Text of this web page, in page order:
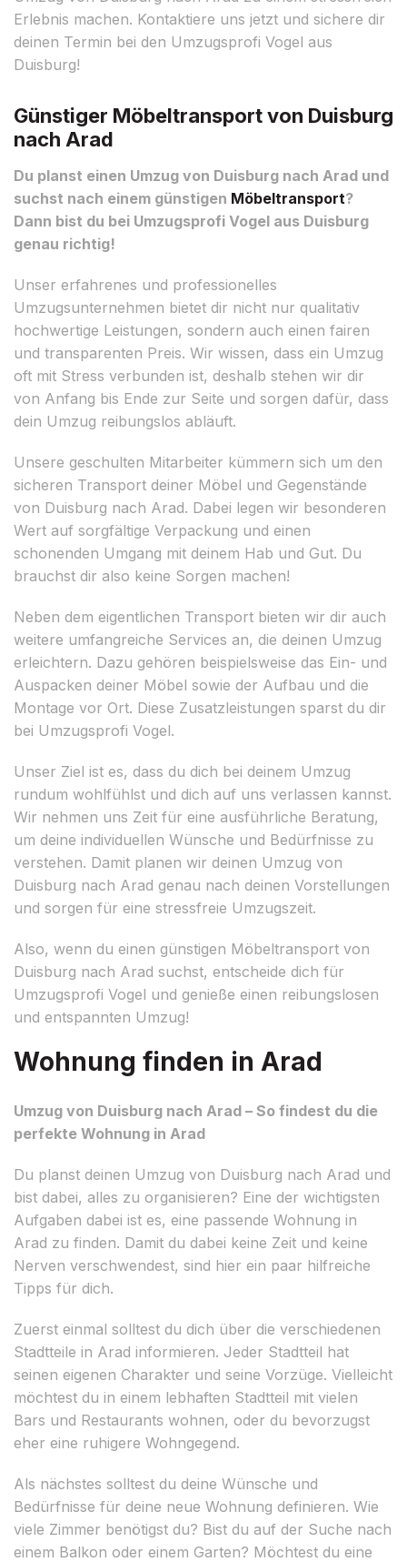
Erlebnis machen. Kontaktiere uns jetzt und sichere dir
deinen Termin bei den Umzugsprofi Vogel aus
Duisburg!
Günstiger Möbeltransport von Duisburg
nach Arad
Du planst einen Umzug von Duisburg nach Arad und
suchst nach einem günstigen Möbeltransport?
Dann bist du bei Umzugsprofi Vogel aus Duisburg
genau richtig!
Unser erfahrenes und professionelles
Umzugsunternehmen bietet dir nicht nur qualitativ
hochwertige Leistungen, sondern auch einen fairen
und transparenten Preis. Wir wissen, dass ein Umzug
oft mit Stress verbunden ist, deshalb stehen wir dir
von Anfang bis Ende zur Seite und sorgen dafür, dass
dein Umzug reibungslos abläuft.
Unsere geschulten Mitarbeiter kümmern sich um den
sicheren Transport deiner Möbel und Gegenstände
von Duisburg nach Arad. Dabei legen wir besonderen
Wert auf sorgfältige Verpackung und einen
schonenden Umgang mit deinem Hab und Gut. Du
brauchst dir also keine Sorgen machen!
Neben dem eigentlichen Transport bieten wir dir auch
weitere umfangreiche Services an, die deinen Umzug
erleichtern. Dazu gehören beispielsweise das Ein- und
Auspacken deiner Möbel sowie der Aufbau und die
Montage vor Ort. Diese Zusatzleistungen sparst du dir
bei Umzugsprofi Vogel.
Unser Ziel ist es, dass du dich bei deinem Umzug
rundum wohlfühlst und dich auf uns verlassen kannst.
Wir nehmen uns Zeit für eine ausführliche Beratung,
um deine individuellen Wünsche und Bedürfnisse zu
verstehen. Damit planen wir deinen Umzug von
Duisburg nach Arad genau nach deinen Vorstellungen
und sorgen für eine stressfreie Umzugszeit.
Also, wenn du einen günstigen Möbeltransport von
Duisburg nach Arad suchst, entscheide dich für
Umzugsprofi Vogel und genieße einen reibungslosen
und entspannten Umzug!
Wohnung finden in Arad
Umzug von Duisburg nach Arad – So findest du die
perfekte Wohnung in Arad
Du planst deinen Umzug von Duisburg nach Arad und
bist dabei, alles zu organisieren? Eine der wichtigsten
Aufgaben dabei ist es, eine passende Wohnung in
Arad zu finden. Damit du dabei keine Zeit und keine
Nerven verschwendest, sind hier ein paar hilfreiche
Tipps für dich.
Zuerst einmal solltest du dich über die verschiedenen
Stadtteile in Arad informieren. Jeder Stadtteil hat
seinen eigenen Charakter und seine Vorzüge. Vielleicht
möchtest du in einem lebhaften Stadtteil mit vielen
Bars und Restaurants wohnen, oder du bevorzugst
eher eine ruhigere Wohngegend.
Als nächstes solltest du deine Wünsche und
Bedürfnisse für deine neue Wohnung definieren. Wie
viele Zimmer benötigst du? Bist du auf der Suche nach
einem Balkon oder einem Garten? Möchtest du eine